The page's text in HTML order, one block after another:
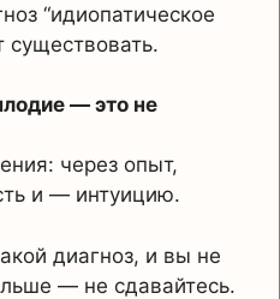
“идиопатическое
существовать.
— это не
через опыт,
и — интуицию.
диагноз, и вы не
— не сдавайтесь.